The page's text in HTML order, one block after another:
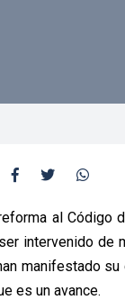
al Código
intervenido de
manifestado
es un avance.